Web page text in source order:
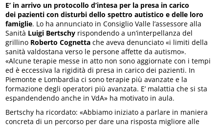
E’ in arrivo un protocollo d’intesa per la presa in carico
dei pazienti con disturbi dello spettro autistico e delle loro
famiglie. Lo ha annunciato in Consiglio Valle l’assessore alla
Sanità Luigi Bertschy rispondendo a un’interpellanza del
grillino Roberto Cognetta che aveva denunciato «i limiti della
sanità valdostana verso le persone affette da autismo».
«Alcune terapie messe in atto non sono aggiornate con i tempi
ed è eccessiva la rigidità di presa in carico dei pazienti. In
Piemonte e Lombardia ci sono terapie più avanzate e la
formazione degli operatori più avanzata. E’ malattia che si sta
espandendendo anche in VdA» ha motivato in aula.
Bertschy ha ricordato: «Abbiamo iniziato a parlare in maniera
concreta di un percorso per dare una risposta migliore alle